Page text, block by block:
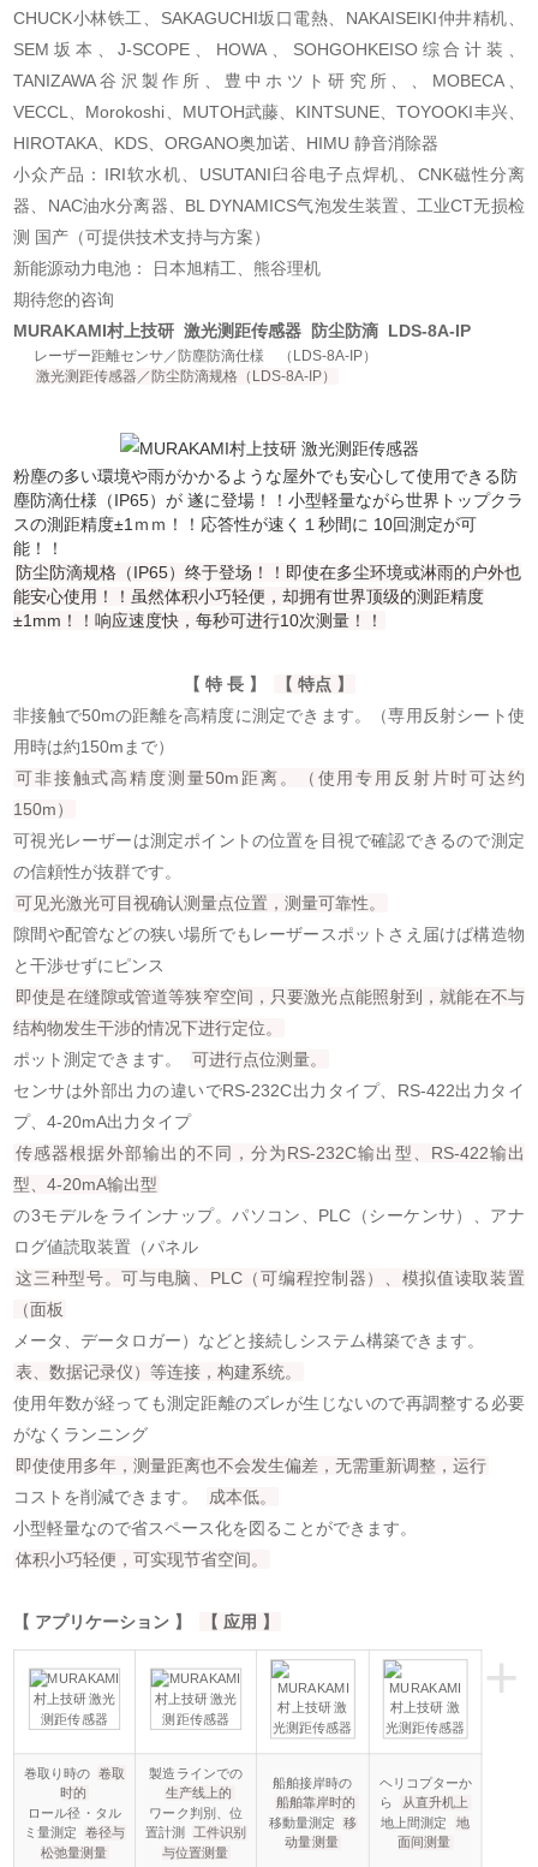
CHUCK小林铁工、SAKAGUCHI坂口電熱、NAKAISEIKI仲井精机、
SEM坂本、J-SCOPE、HOWA、SOHGOHKEISO综合计装、
TANIZAWA谷沢製作所、豊中ホツト研究所、、MOBECA、
VECCL、Morokoshi、MUTOH武藤、KINTSUNE、TOYOOKI丰兴、
HIROTAKA、KDS、ORGANO奥加诺、HIMU 静音消除器
小众产品：IRI软水机、USUTANI臼谷电子点焊机、CNK磁性分离
器、NAC油水分离器、BL DYNAMICS气泡发生装置、工业CT无损检
测 国产（可提供技术支持与方案）
新能源动力电池： 日本旭精工、熊谷理机
期待您的咨询
MURAKAMI村上技研 激光测距传感器 防尘防滴 LDS-8A-IP
レーザー距離センサ／防塵防滴仕様 （LDS-8A-IP）
激光测距传感器／防尘防滴规格（LDS-8A-IP）
粉塵の多い環境や雨がかかるような屋外でも安心して使用できる防
塵防滴仕様（IP65）が 遂に登場！！小型軽量ながら世界トップクラ
スの測距精度±1ｍｍ！！応答性が速く１秒間に 10回測定が可
能！！
防尘防滴规格（IP65）终于登场！！即使在多尘环境或淋雨的户外也
能安心使用！！虽然体积小巧轻便，却拥有世界顶级的测距精度
±1mm！！响应速度快，每秒可进行10次测量！！
【 特 長 】
【 特点 】
非接触で50mの距離を高精度に測定できます。（専用反射シート使
用時は約150mまで）
可非接触式高精度测量50m距离。（使用专用反射片时可达约
150m）
可視光レーザーは測定ポイントの位置を目視で確認できるので測定
の信頼性が抜群です。
可见光激光可目视确认测量点位置，测量可靠性。
隙間や配管などの狭い場所でもレーザースポットさえ届けば構造物
と干渉せずにピンス
即使是在缝隙或管道等狭窄空间，只要激光点能照射到，就能在不与
结构物发生干涉的情况下进行定位。
ポット測定できます。
可进行点位测量。
センサは外部出力の違いでRS-232C出力タイプ、RS-422出力タイ
プ、4-20mA出力タイプ
传感器根据外部输出的不同，分为RS-232C输出型、RS-422输出
型、4-20mA输出型
の3モデルをラインナップ。パソコン、PLC（シーケンサ）、アナ
ログ値読取装置（パネル
这三种型号。可与电脑、PLC（可编程控制器）、模拟值读取装置
（面板
メータ、データロガー）などと接続しシステム構築できます。
表、数据记录仪）等连接，构建系统。
使用年数が経っても測定距離のズレが生じないので再調整する必要
がなくランニング
即使使用多年，测量距离也不会发生偏差，无需重新调整，运行
コストを削減できます。
成本低。
小型軽量なので省スペース化を図ることができます。
体积小巧轻便，可实现节省空间。
【 アプリケーション 】 【 应用 】
+
巻取り時の 卷取
时的
ロール径・タル
ミ量測定 卷径与
松弛量测量
製造ラインでの
生产线上的
ワーク判別、位
置計測 工件识别
与位置测量
船舶接岸時の
船舶靠岸时的
移動量測定
移
动量测量
ヘリコプターか
ら
从直升机上
地上間測定
地
面间测量